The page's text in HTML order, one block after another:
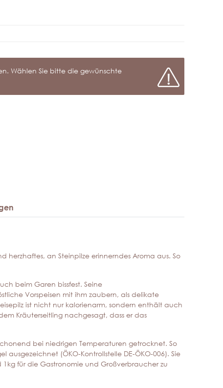
Wählen Sie bitte die gewünschte
herzhaftes, an Steinpilze erinnerndes Aroma aus. So
beim Garen bissfest. Seine
Vorspeisen mit ihm zaubern, als delikate
ist nicht nur kalorienarm, sondern enthält auch
Kräuterseitling nachgesagt, dass er das
bei niedrigen Temperaturen getrocknet. So
ausgezeichnet (ÖKO-Kontrollstelle DE-ÖKO-006). Sie
für die Gastronomie und Großverbraucher zu